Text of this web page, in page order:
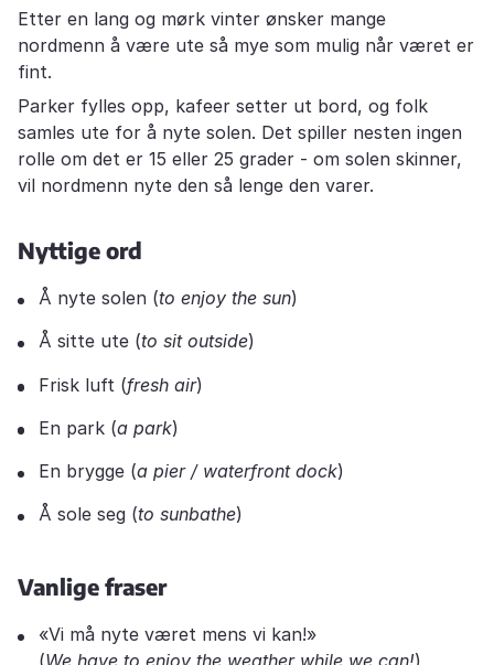
Etter en lang og mørk vinter ønsker mange
nordmenn å være ute så mye som mulig når været er
fint.
Parker fylles opp, kafeer setter ut bord, og folk
samles ute for å nyte solen. Det spiller nesten ingen
rolle om det er 15 eller 25 grader - om solen skinner,
vil nordmenn nyte den så lenge den varer.
Nyttige ord
Å nyte solen (to enjoy the sun)
Å sitte ute (to sit outside)
Frisk luft (fresh air)
En park (a park)
En brygge (a pier / waterfront dock)
Å sole seg (to sunbathe)
Vanlige fraser
«Vi må nyte været mens vi kan!»